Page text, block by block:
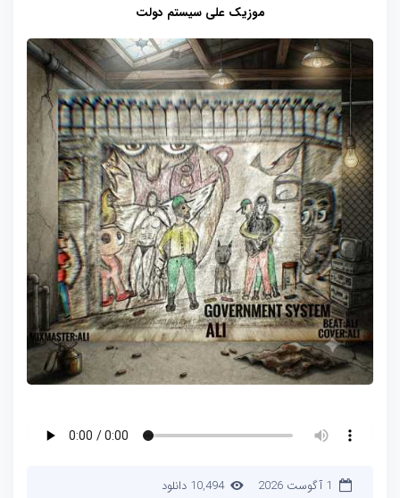
موزیک علی سیستم‌ دولت
1 آگوست 2026 10,494 دانلود